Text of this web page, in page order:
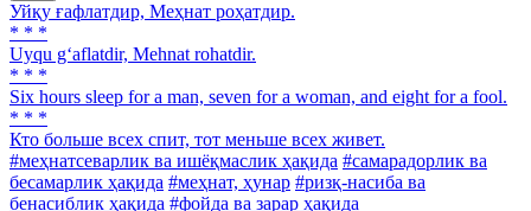
Уйқу ғафлатдир, Меҳнат роҳатдир.
* * *
Uyqu g‘aflatdir, Mehnat rohatdir.
* * *
Six hours sleep for a man, seven for a woman, and eight for a fool.
* * *
Кто больше всех спит, тот меньше всех живет.
#меҳнатсеварлик ва ишёқмаслик ҳақида #самарадорлик ва
бесамарлик ҳақида #меҳнат, ҳунар #ризқ-насиба ва
бенасиблик ҳақида #фойда ва зарар ҳақида